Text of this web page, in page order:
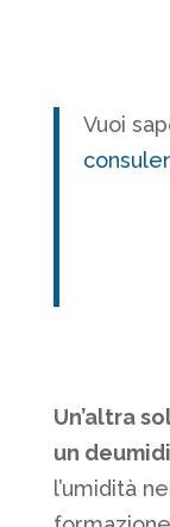
Vuoi
Un’altra
un
l’umidità